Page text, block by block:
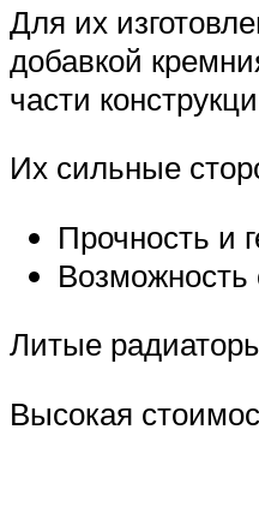
Для их
добавкой
части
Их сильные
Прочность и
Возможность
Литые
Высокая